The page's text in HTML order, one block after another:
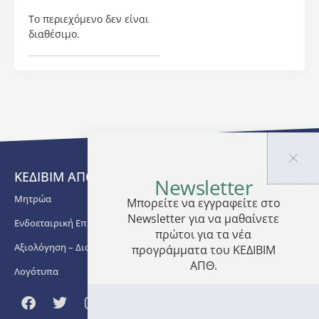
Καθηγήτρια
Διευθύντρια
του
Εργαστηρίου
Αφηγηματικής
Έρευνας
(Τμήμα
Το περιεχόμενο δεν είναι
διαθέσιμο.
ΚΕΔΙΒΙΜ ΑΠΘ
Μητρώα
Ενδοεταιρική Επιμόρφωση
Αξιολόγηση – Διασφάλιση Ποιότητας
Λογότυπα
Newsletter
Μπορείτε να εγγραφείτε στο
Newsletter για να μαθαίνετε
πρώτοι για τα νέα
προγράμματα του ΚΕΔΙΒΙΜ
ΑΠΘ.